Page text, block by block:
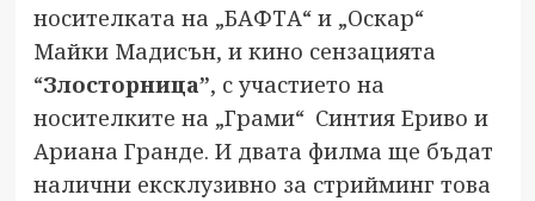
носителката на „БАФТА“ и „Оскар“
Майки Мадисън, и кино сензацията
“Злосторница”, с участието на
носителките на „Грами“ Синтия Ериво и
Ариана Гранде. И двата филма ще бъдат
налични ексклузивно за стрийминг това